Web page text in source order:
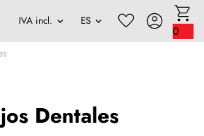
0
Dentales